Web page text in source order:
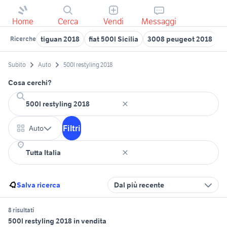
Home Cerca Vendi Messaggi
Ricerche tiguan 2018 fiat 500l Sicilia 3008 peugeot 2018
Subito Auto 500l restyling 2018
Cosa cerchi?
Auto Filtri
Salva ricerca Dal più recente
8 risultati
500l restyling 2018 in vendita